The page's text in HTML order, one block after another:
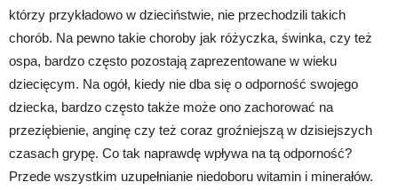
którzy przykładowo w dzieciństwie, nie przechodzili takich
chorób. Na pewno takie choroby jak różyczka, świnka, czy też
ospa, bardzo często pozostają zaprezentowane w wieku
dziecięcym. Na ogół, kiedy nie dba się o odporność swojego
dziecka, bardzo często także może ono zachorować na
przeziębienie, anginę czy też coraz groźniejszą w dzisiejszych
czasach grypę. Co tak naprawdę wpływa na tą odporność?
Przede wszystkim uzupełnianie niedoboru witamin i minerałów.